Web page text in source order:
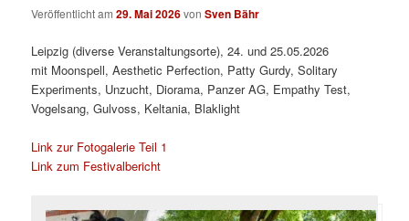
Veröffentlicht am29. Mai 2026vonSven Bähr
Leipzig (diverse Veranstaltungsorte), 24. und 25.05.2026
mit Moonspell, Aesthetic Perfection, Patty Gurdy, Solitary
Experiments, Unzucht, Diorama, Panzer AG, Empathy Test,
Vogelsang, Gulvoss, Keltania, Blaklight
Link zur Fotogalerie Teil 1
Link zum Festivalbericht